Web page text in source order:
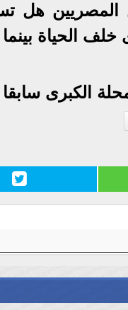
المصريين هل
الحياة بينما
الكبرى سابقا